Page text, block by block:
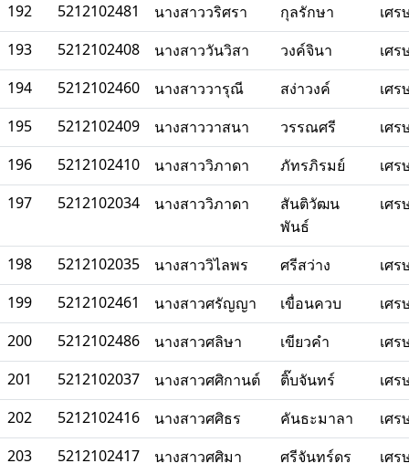
192
5212102481 นางสาววริศรา กุลรักษา
เศ
193
5212102408 นางสาววันวิสา วงค์จินา
เศ
194
5212102460 นางสาววารุณี สง่าวงค์
เศ
195
5212102409 นางสาววาสนา วรรณศรี
เศ
196
5212102410 นางสาววิภาดา ภัทรภิรมย์
เศ
197
5212102034 นางสาววิภาดา
สันติวัฒน
พันธ์
เศ
198 5212102035 นางสาววิไลพร ศรีสว่าง
เศ
199
5212102461 นางสาวศรัญญา เขื่อนควบ
เศ
200
5212102486 นางสาวศลิษา เขียวคำ
เศ
201
5212102037 นางสาวศศิกานต์ ติ๊บจันทร์
เศ
202
5212102416 นางสาวศศิธร คันธะมาลา
เศ
203
5212102417 นางสาวศศิมา ศรีจันทร์ดร
เศ